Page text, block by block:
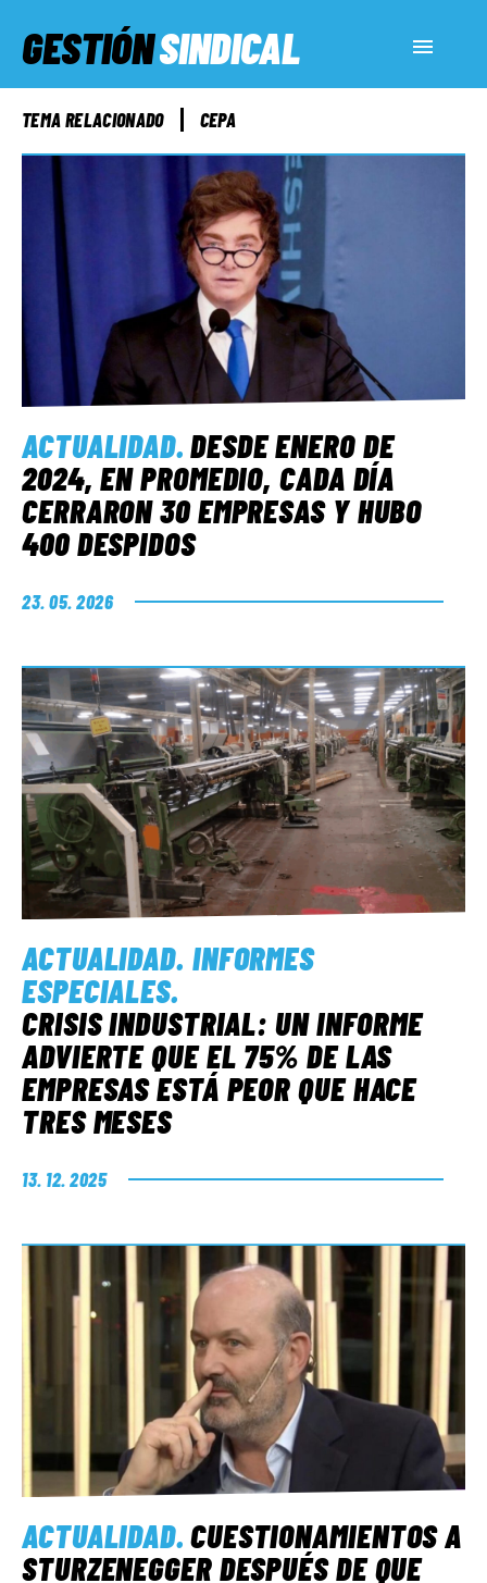
GESTIÓNSINDICAL
ACTUALIDAD
SERVICIOS SOCIALES
INFORMES ESPECIALES
FUERA DE MEGÁFONO
EL LADO «G»
TEMA RELACIONADO CEPA
ACTUALIDAD.DESDE ENERO DE
2024, EN PROMEDIO, CADA DÍA
CERRARON 30 EMPRESAS Y HUBO
400 DESPIDOS
23. 05. 2026
ACTUALIDAD. INFORMES
ESPECIALES.
CRISIS INDUSTRIAL: UN INFORME
ADVIERTE QUE EL 75% DE LAS
EMPRESAS ESTÁ PEOR QUE HACE
TRES MESES
13. 12. 2025
ACTUALIDAD.CUESTIONAMIENTOS A
STURZENEGGER DESPUÉS DE QUE